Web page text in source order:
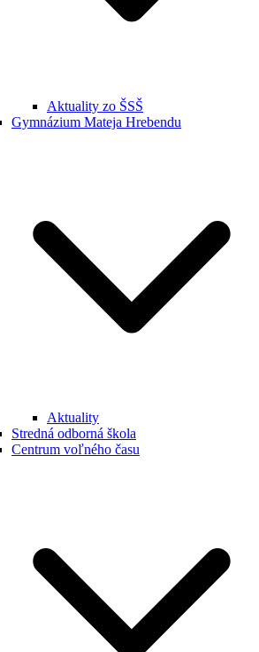
Aktuality zo ŠSŠ
Gymnázium Mateja Hrebendu
Aktuality
Stredná odborná škola
Centrum voľného času